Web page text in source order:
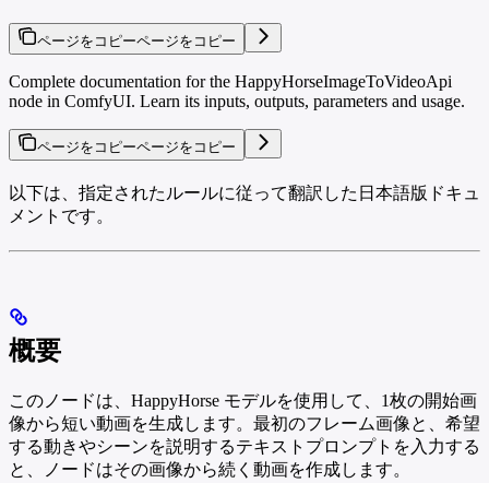
ページをコピーページをコピー
Complete documentation for the HappyHorseImageToVideoApi
node in ComfyUI. Learn its inputs, outputs, parameters and usage.
ページをコピーページをコピー
以下は、指定されたルールに従って翻訳した日本語版ドキュ
メントです。
概要
このノードは、HappyHorse モデルを使用して、1枚の開始画
像から短い動画を生成します。最初のフレーム画像と、希望
する動きやシーンを説明するテキストプロンプトを入力する
と、ノードはその画像から続く動画を作成します。